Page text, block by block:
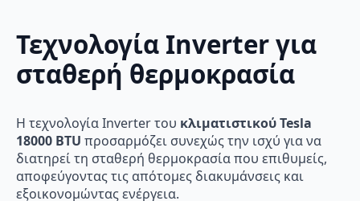
Τεχνολογία Inverter για
σταθερή θερμοκρασία
Η τεχνολογία Inverter του κλιματιστικού Tesla
18000 BTU προσαρμόζει συνεχώς την ισχύ για να
διατηρεί τη σταθερή θερμοκρασία που επιθυμείς,
αποφεύγοντας τις απότομες διακυμάνσεις και
εξοικονομώντας ενέργεια.